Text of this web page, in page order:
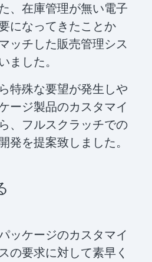
、在庫管理が無い電子
になってきたことか
ッチした販売管理シス
ました。
特殊な要望が発生しや
ージ製品のカスタマイ
、フルスクラッチでの
発を提案致しました。
ッケージのカスタマイ
の要求に対して素早く